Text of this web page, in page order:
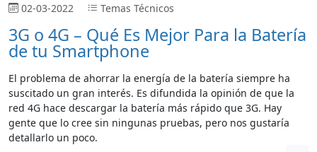
02-03-2022 Temas Técnicos
3G o 4G – Qué Es Mejor Para la Batería
de tu Smartphone
El problema de ahorrar la energía de la batería siempre ha
suscitado un gran interés. Es difundida la opinión de que la
red 4G hace descargar la batería más rápido que 3G. Hay
gente que lo cree sin ningunas pruebas, pero nos gustaría
detallarlo un poco.